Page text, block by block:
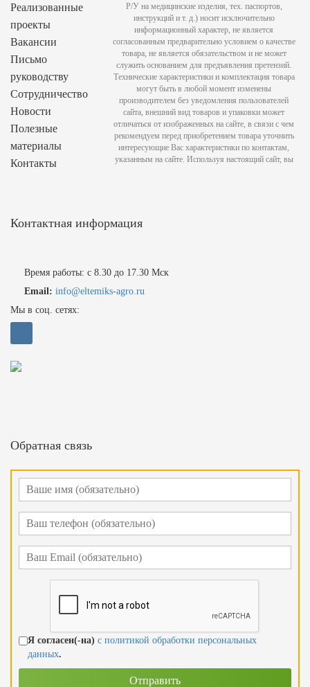
Реализованные
проекты
Вакансии
Письмо
руководству
Сотрудничество
Новости
Полезные
материалы
Контакты
Контактная информация
Время работы: с 8.30 до 17.30 Мск
Email: info@eltemiks-agro.ru
Мы в соц. сетях:
Обратная связь
Я согласен(-на) с политикой обработки персональных
данных.
Р/У на медицинские изделия, тех. паспортов,
инструкций и т. д.) носит исключительно
информационный характер, не является
согласованным предварительно условием о качестве
товара, не является обязательством и не может
служить основанием для предъявления претензий.
Технические характеристики и комплектация товара
могут быть в любой момент изменены
производителем без уведомления пользователей
сайта, внешний вид товаров и упаковки может
отличаться от изображенных на сайте, в связи с чем
рекомендуем перед приобретением товара уточнить
интересующие Вас характеристики по контактам,
указанным на сайте. Используя настоящий сайт, вы